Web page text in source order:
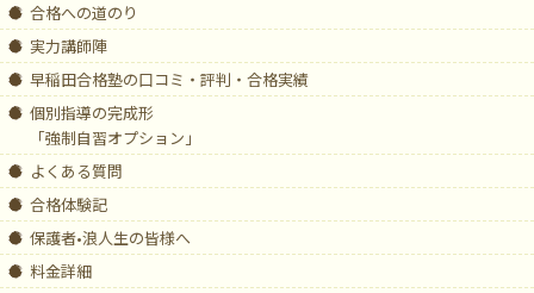
合格への道のり
実力講師陣
早稲田合格塾の口コミ・評判・合格実績
個別指導の完成形
「強制自習オプション」
よくある質問
合格体験記
保護者•浪人生の皆様へ
料金詳細